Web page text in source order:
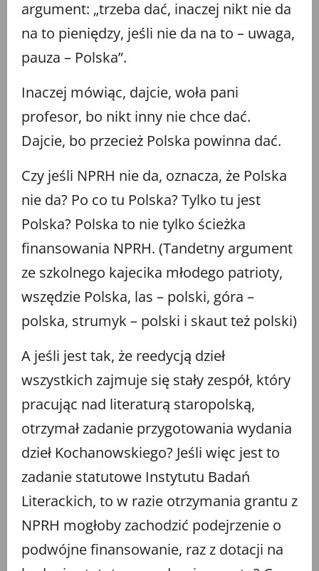
argument: „trzeba dać, inaczej nikt nie da
na to pieniędzy, jeśli nie da na to – uwaga,
pauza – Polska”.
Inaczej mówiąc, dajcie, woła pani
profesor, bo nikt inny nie chce dać.
Dajcie, bo przecież Polska powinna dać.
Czy jeśli NPRH nie da, oznacza, że Polska
nie da? Po co tu Polska? Tylko tu jest
Polska? Polska to nie tylko ścieżka
finansowania NPRH. (Tandetny argument
ze szkolnego kajecika młodego patrioty,
wszędzie Polska, las – polski, góra –
polska, strumyk – polski i skaut też polski)
A jeśli jest tak, że reedycją dzieł
wszystkich zajmuje się stały zespół, który
pracując nad literaturą staropolską,
otrzymał zadanie przygotowania wydania
dzieł Kochanowskiego? Jeśli więc jest to
zadanie statutowe Instytutu Badań
Literackich, to w razie otrzymania grantu z
NPRH mogłoby zachodzić podejrzenie o
podwójne finansowanie, raz z dotacji na